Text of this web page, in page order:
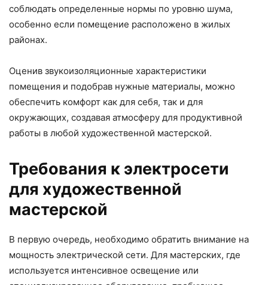
соблюдать определенные нормы по уровню шума,
особенно если помещение расположено в жилых
районах.
Оценив звукоизоляционные характеристики
помещения и подобрав нужные материалы, можно
обеспечить комфорт как для себя, так и для
окружающих, создавая атмосферу для продуктивной
работы в любой художественной мастерской.
Требования к электросети
для художественной
мастерской
В первую очередь, необходимо обратить внимание на
мощность электрической сети. Для мастерских, где
используется интенсивное освещение или